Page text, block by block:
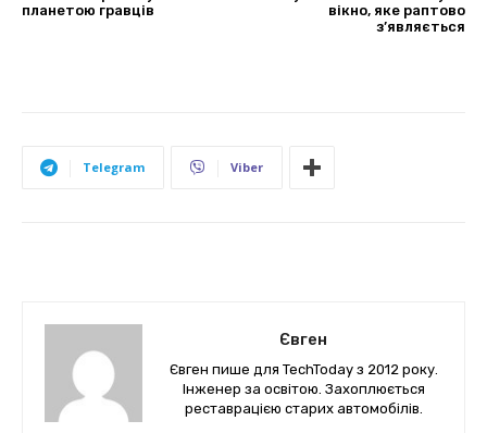
планетою гравців
вікно, яке раптово
з’являється
Telegram Viber
Євген
Євген пише для TechToday з 2012 року.
Інженер за освітою. Захоплюється
реставрацією старих автомобілів.